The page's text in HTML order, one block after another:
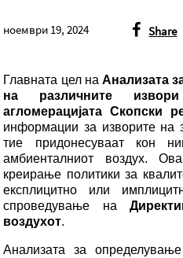
ноември 19, 2024 Share
Главната цел на Анализата
на различните
агломерацијата Скопски
информации за изворите на
тие придонесуваат кон
амбиенталниот воздух.
креирање политики за
експлицитно или
спроведување на
воздухот.
Анализата за